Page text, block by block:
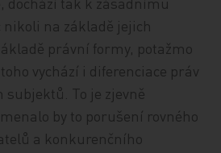
na základě jejich
právní formy, potažmo
vychází i diferenciace práv
subjektů. To je zjevně
by to porušení rovného
a konkurenčního